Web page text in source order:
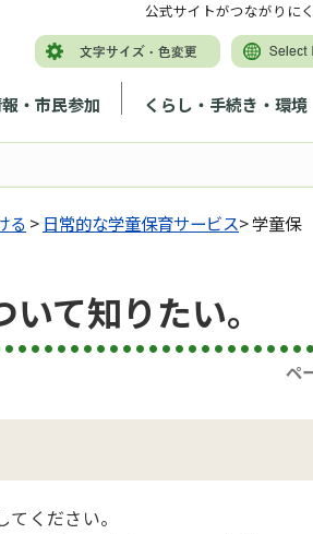
・市民参加 くらし・手続き・環境
公式サイトがつながりに
る > 日常的な学童保育サービス> 学童保
て知りたい。
ペ
ください。